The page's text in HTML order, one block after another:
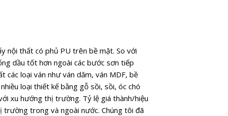
nội thất có phủ PU trên bề mặt. So với
dầu tốt hơn ngoài các bước sơn tiếp
loại ván như ván dăm, ván MDF, bề
loại thiết kế bằng gỗ sồi, sồi, óc chó
xu hướng thị trường. Tỷ lệ giá thành/hiệu
trường trong và ngoài nước. Chúng tôi đã